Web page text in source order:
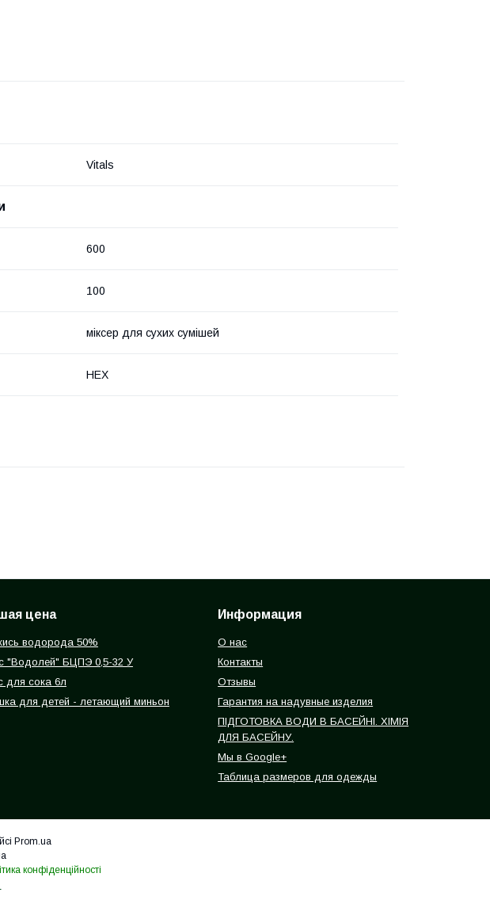
Vitals
600
100
міксер для сухих сумішей
HEX
цена
водорода 50%
"Водолей" БЦПЭ 0,5-32 У
для сока 6л
для детей - летающий миньон
Информация
О нас
Контакты
Отзывы
Гарантия на надувные изделия
ПІДГОТОВКА ВОДИ В БАСЕЙНІ. ХІМІЯ
ДЛЯ БАСЕЙНУ.
Мы в Google+
Таблица размеров для одежды
Prom.ua
конфіденційності